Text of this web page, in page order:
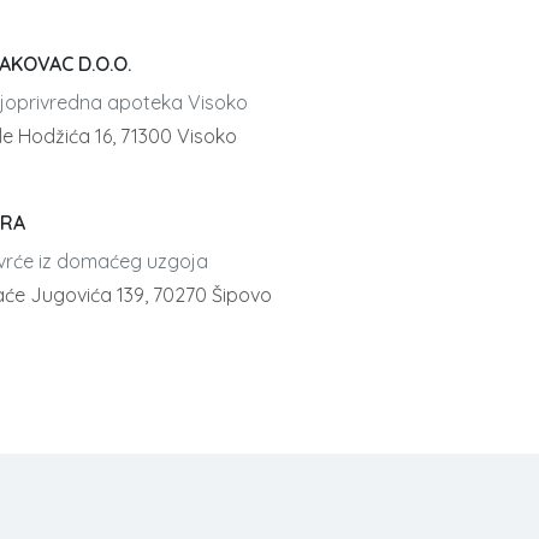
D.O.O.
apoteka Visoko
Hodžića 16, 71300 Visoko
iz domaćeg uzgoja
Jugovića 139, 70270 Šipovo